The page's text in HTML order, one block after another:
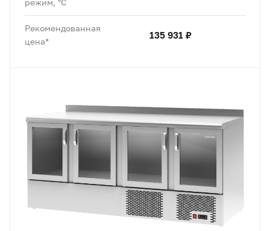
режим, °C
Рекомендованная
цена*
135 931 ₽